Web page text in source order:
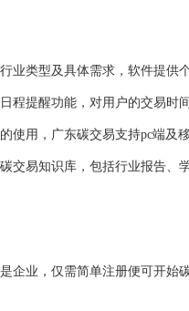
业类型及具体需求，软件提供
程提醒功能，对用户的交易时
使用，广东碳交易支持pc端及
交易知识库，包括行业报告、
企业，仅需简单注册便可开